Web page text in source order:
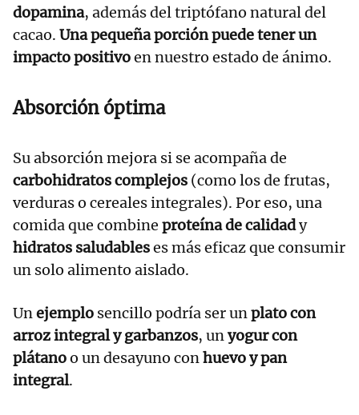
dopamina, además del triptófano natural del
cacao. Una pequeña porción puede tener un
impacto positivoen nuestro estado de ánimo.
Absorción óptima
Su absorción mejora si se acompaña de
carbohidratos complejos (como los de frutas,
verduras o cereales integrales). Por eso, una
comida que combine proteína de calidady
hidratos saludableses más eficaz que consumir
un solo alimento aislado.
Unejemplo sencillo podría ser unplato con
arroz integral y garbanzos, unyogur con
plátanoo un desayuno conhuevo y pan
integral.